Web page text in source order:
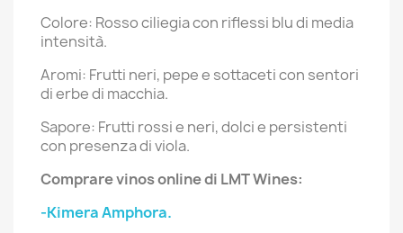
Colore: Rosso ciliegia con riflessi blu di media
intensità.
Aromi: Frutti neri, pepe e sottaceti con sentori
di erbe di macchia.
Sapore: Frutti rossi e neri, dolci e persistenti
con presenza di viola.
Comprare vinos online di LMT Wines:
-Kimera Amphora.